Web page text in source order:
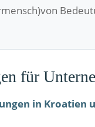
für
in Kroatien